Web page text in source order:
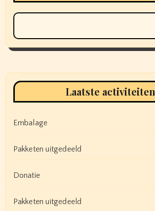
Laatste activiteiten
Embalage
Pakketen uitgedeeld
Donatie
Pakketen uitgedeeld